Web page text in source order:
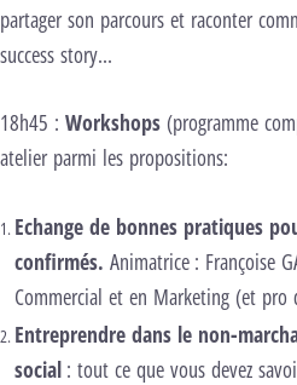
partager son parcours et raconter
success story...
18h45 : Workshops (programme
atelier parmi les propositions:
Echange de bonnes pratiques
confirmés. Animatrice : Françoise
Commercial et en Marketing (et pro
Entreprendre dans le non-
social : tout ce que vous devez